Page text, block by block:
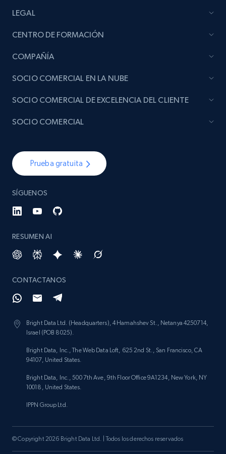
LEGAL
CENTRO DE FORMACIÓN
COMPAÑÍA
Prueba gratuita
SÍGUENOS
RESUMEN AI
CONTACTANOS
Bright Data Ltd. (Headquarters), 4 Hamahshev St., Netanya 4250714,
Israel (POB 8025).
Bright Data, Inc., The Web Data Loft, 625 2nd St., San Francisco, CA
94107, United States.
Bright Data, Inc., 500 7th Ave, 9th Floor Office 9A1234, New York, NY
10018, United States.
IPPN Group Ltd.
SOCIO COMERCIAL EN LA NUBE
SOCIO COMERCIAL DE EXCELENCIA DEL CLIENTE
SOCIO COMERCIAL
© Copyright 2026 Bright Data Ltd. | Todos los derechos reservados